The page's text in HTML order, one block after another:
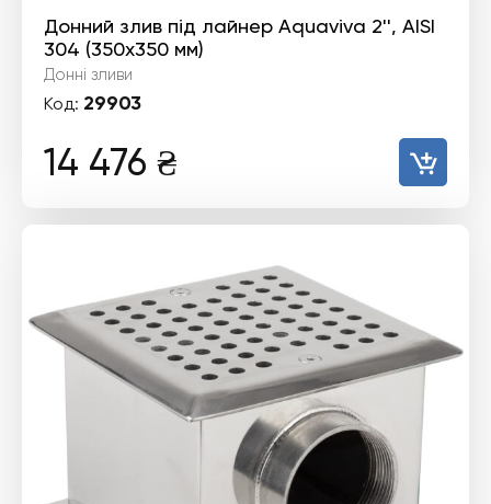
Донний злив під лайнер Aquaviva 2'', AISI
304 (350х350 мм)
Донні зливи
Код: 29903
14 476 ₴